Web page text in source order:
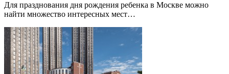
Для празднования дня рождения ребенка в Москве можно
найти множество интересных мест…